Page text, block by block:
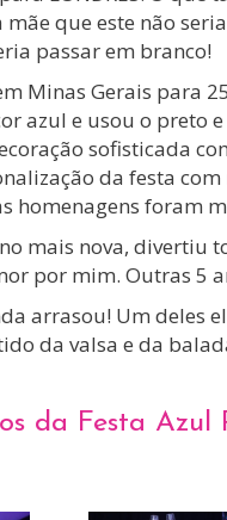
que este não
passar em branco!
Minas Gerais para
azul e usou o preto
sofisticada
da festa
homenagens foram
mais nova, divertiu
por mim. Outras 5
arrasou! Um deles
da valsa e da
da Festa Azul